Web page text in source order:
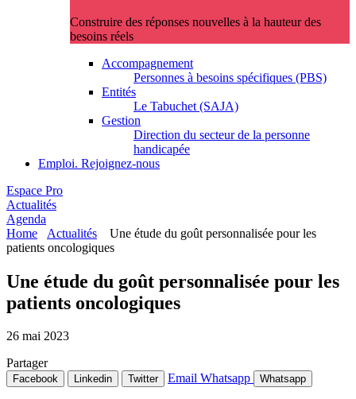
Construire des réponses nouvelles à la hauteur des
besoins réels
Accompagnement
Personnes à besoins spécifiques (PBS)
Entités
Le Tabuchet (SAJA)
Gestion
Direction du secteur de la personne
handicapée
Emploi. Rejoignez-nous
Espace Pro
Actualités
Agenda
Home
Actualités
Une étude du goût personnalisée pour les
patients oncologiques
Une étude du goût personnalisée pour les
patients oncologiques
26 mai 2023
Partager
Facebook Linkedin Twitter Email Whatsapp Whatsapp